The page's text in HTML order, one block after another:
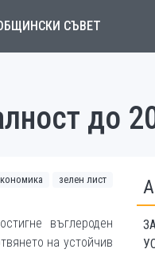
СЪВЕТ
до
зелен лист
въглероден
на устойчив